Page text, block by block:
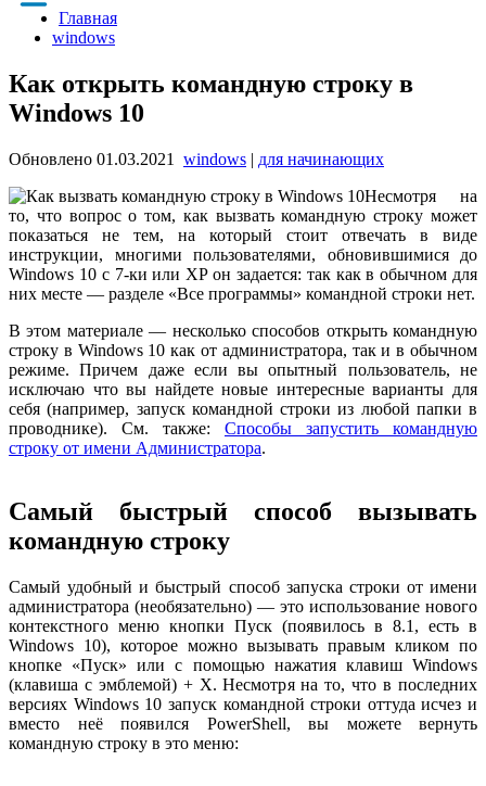
Главная
windows
Как открыть командную строку в
Windows 10
Обновлено 01.03.2021 windows | для начинающих
Несмотря на
то, что вопрос о том, как вызвать командную строку может
показаться не тем, на который стоит отвечать в виде
инструкции, многими пользователями, обновившимися до
Windows 10 с 7-ки или XP он задается: так как в обычном для
них месте — разделе «Все программы» командной строки нет.
В этом материале — несколько способов открыть командную
строку в Windows 10 как от администратора, так и в обычном
режиме. Причем даже если вы опытный пользователь, не
исключаю что вы найдете новые интересные варианты для
себя (например, запуск командной строки из любой папки в
проводнике). См. также: Способы запустить командную
строку от имени Администратора.
Самый быстрый способ вызывать
командную строку
Самый удобный и быстрый способ запуска строки от имени
администратора (необязательно) — это использование нового
контекстного меню кнопки Пуск (появилось в 8.1, есть в
Windows 10), которое можно вызывать правым кликом по
кнопке «Пуск» или с помощью нажатия клавиш Windows
(клавиша с эмблемой) + X. Несмотря на то, что в последних
версиях Windows 10 запуск командной строки оттуда исчез и
вместо неё появился PowerShell, вы можете вернуть
командную строку в это меню: